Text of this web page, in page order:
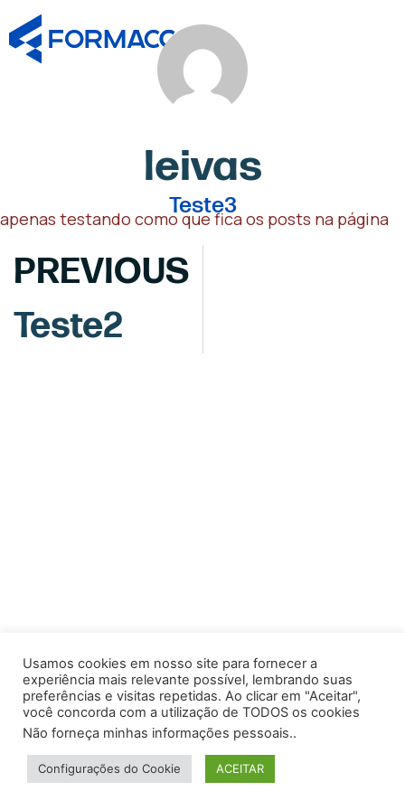
leivas
Teste3
apenas testando como que fica os posts na página
PREVIOUS
Teste2
Usamos cookies em nosso site para fornecer a
experiência mais relevante possível, lembrando suas
preferências e visitas repetidas. Ao clicar em "Aceitar",
você concorda com a utilização de TODOS os cookies
Não forneça minhas informações pessoais..
Configurações do Cookie ACEITAR